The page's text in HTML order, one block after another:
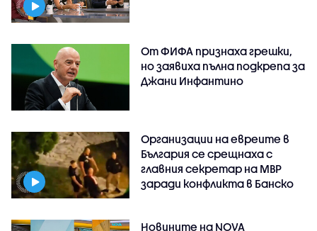
От ФИФА признаха грешки,
но заявиха пълна подкрепа за
Джани Инфантино
Организации на евреите в
България се срещнаха с
главния секретар на МВР
заради конфликта в Банско
Новините на NOVA